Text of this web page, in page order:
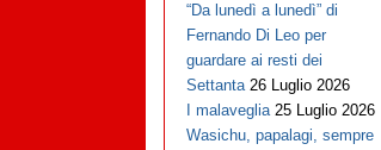
“Da lunedì a lunedì” di
Fernando Di Leo per
guardare ai resti dei
Settanta 26 Luglio 2026
I malaveglia 25 Luglio 2026
Wasichu, papalagi, sempre